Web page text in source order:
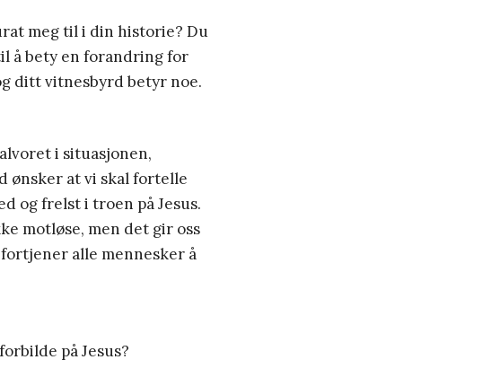
meg til i din historie? Du
å bety en forandring for
ditt vitnesbyrd betyr noe.
i situasjonen,
ønsker at vi skal fortelle
og frelst i troen på Jesus.
motløse, men det gir oss
alle mennesker å
på Jesus?